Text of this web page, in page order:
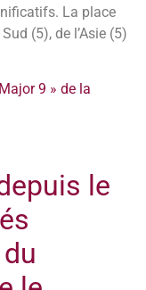
La place
(5), de l’Asie (5)
9 » de la
le